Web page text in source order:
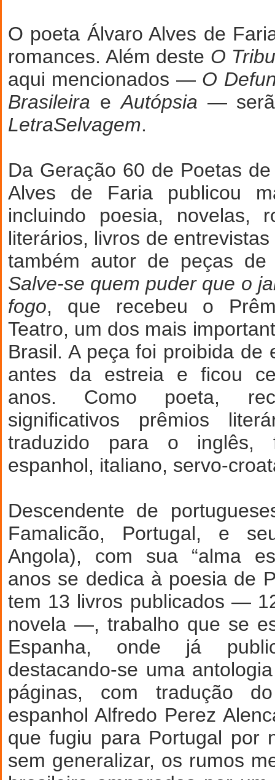
O poeta Álvaro Alves de
romances. Além deste O
aqui mencionados — O
Brasileira eAutópsia —
LetraSelvagem.
Da Geração 60 de Poetas
Alves de Faria publicou
incluindo poesia, novelas,
literários, livros de
também autor de peças
Salve-se quem puder que o
fogo, que recebeu o
Teatro, um dos mais
Brasil. A peça foi proibida de
antes da estreia e ficou
anos. Como poeta,
significativos prêmios
traduzido para o inglês,
espanhol, italiano, servo-
Descendente de
Famalicão, Portugal, e
Angola), com sua “alma
anos se dedica à poesia de
tem 13 livros publicados —
novela —, trabalho que se
Espanha, onde já
destacando-se uma
páginas, com tradução
espanhol Alfredo Perez
que fugiu para Portugal por
sem generalizar, os rumos